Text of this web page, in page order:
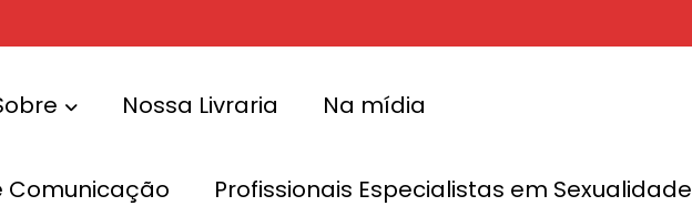
Nossa Livraria Na mídia
Comunicação Profissionais Especialistas em Sexualidade